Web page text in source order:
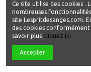
Ce site utilise des cookies .
nombreuses
site Lespritdesanges.com.
des cookies
savoir plus cliquez ici .
Accepter